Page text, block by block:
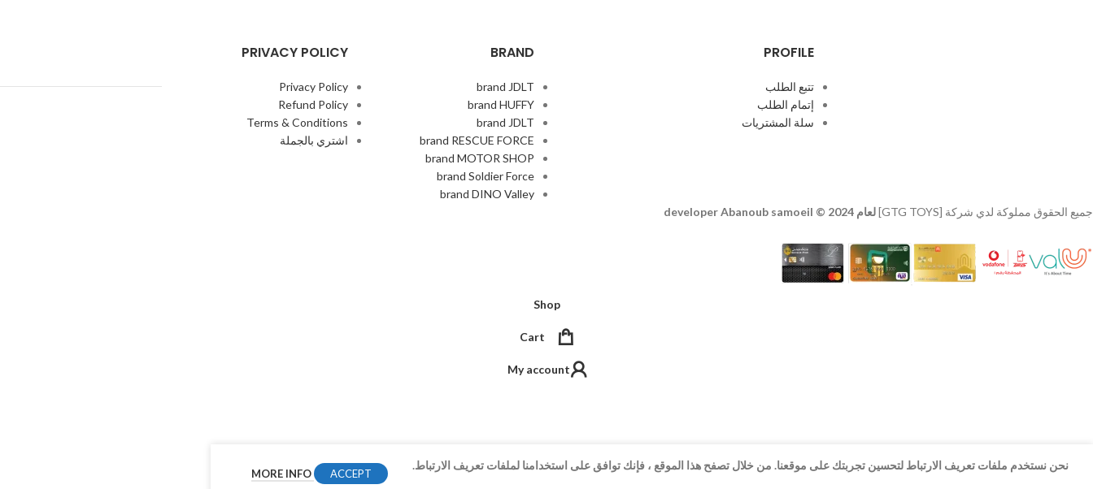
PROFILE
تتبع الطلب
إتمام الطلب
سلة المشتريات
BRAND
brand JDLT
brand HUFFY
brand JDLT
brand RESCUE FORCE
brand MOTOR SHOP
brand Soldier Force
brand DINO Valley
PRIVACY POLICY
Privacy Policy
Refund Policy
Terms & Conditions
اشتري بالجملة
جميع الحقوق مملوكة لدي شركة [GTG TOYS] لعام 2024 © developer Abanoub samoeil
Shop
Cart
My account
نحن نستخدم ملفات تعريف الارتباط لتحسين تجربتك على موقعنا. من خلال تصفح هذا الموقع ، فإنك توافق على استخدامنا لملفات تعريف الارتباط.
MORE INFO ACCEPT